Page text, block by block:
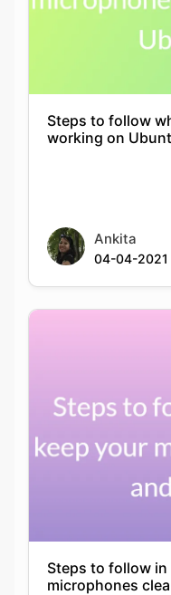
Steps to follow
working on
Ankita
04-04-2021
Steps to follow
microphones